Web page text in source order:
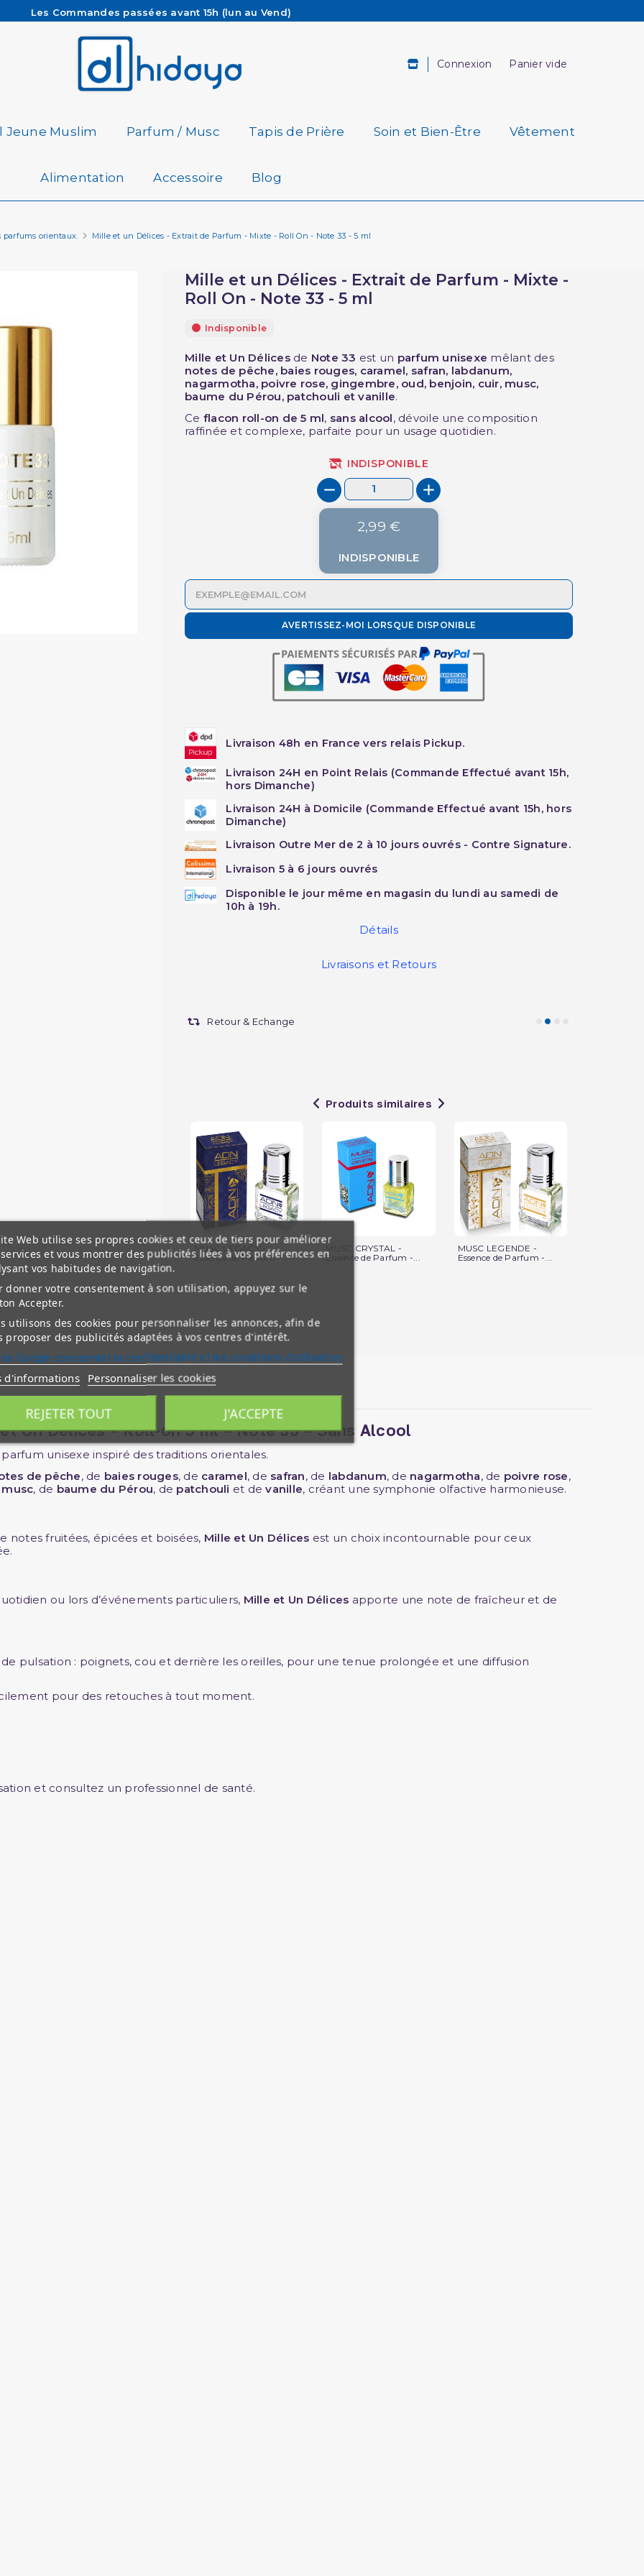
Les Commandes passées avant 15h (lun au Vend)
Besoin d'aide ? Retrouvez notre FAQ
Livraison offerte à partir de 65€ d'achat*
Connexion Panier vide
Jeune Muslim Parfum / Musc Tapis de Prière Soin et Bien-Être Vêtement
Alimentation Accessoire Blog
parfums orientaux. Mille et un Délices - Extrait de Parfum - Mixte - Roll On - Note 33 - 5 ml
Mille et un Délices - Extrait de Parfum - Mixte -
Roll On - Note 33 - 5 ml
Indisponible
Mille et Un Délicesde Note 33 est un parfum unisexe mêlant des
notes de pêche, baies rouges, caramel, safran, labdanum,
nagarmotha, poivre rose, gingembre, oud, benjoin, cuir, musc,
baume du Pérou, patchouli et vanille.
Ce flacon roll-on de 5 ml, sans alcool, dévoile une composition
raffinée et complexe, parfaite pour un usage quotidien.
INDISPONIBLE
2,99 €
INDISPONIBLE
AVERTISSEZ-MOI LORSQUE DISPONIBLE
Livraison 48h en France vers relais Pickup.
Livraison 24H en Point Relais (Commande Effectué avant 15h,
hors Dimanche)
Livraison 24H à Domicile (Commande Effectué avant 15h, hors
Dimanche)
Livraison Outre Mer de 2 à 10 jours ouvrés - Contre Signature.
Livraison 5 à 6 jours ouvrés
Disponible le jour même en magasin du lundi au samedi de
10h à 19h.
Détails
Livraisons et Retours
Retour & Echange
Produits similaires
MUSC LEGACY -
Essence de Parfum -...
MUSC CRYSTAL -
Essence de Parfum -...
MUSC LEGENDE -
Essence de Parfum -...
Un Délices – Roll-on 5 ml – Note 33 – Sans Alcool
unisexe inspiré des traditions orientales.
de pêche, de baies rouges, de caramel, de safran, de labdanum, de nagarmotha, de poivre rose,
musc, de baume du Pérou, de patchouli et devanille, créant une symphonie olfactive harmonieuse.
notes fruitées, épicées et boisées, Mille et Un Délices est un choix incontournable pour ceux
ou lors d’événements particuliers, Mille et Un Délices apporte une note de fraîcheur et de
pulsation : poignets, cou et derrière les oreilles, pour une tenue prolongée et une diffusion
pour des retouches à tout moment.
et consultez un professionnel de santé.
Web utilise ses propres cookies et ceux de tiers pour améliorer
et vous montrer des publicités liées à vos préférences en
vos habitudes de navigation.
donner votre consentement à son utilisation, appuyez sur le
Accepter.
utilisons des cookies pour personnaliser les annonces, afin de
proposer des publicités adaptées à vos centres d'intérêt.
Google concernant la confidentialité et les conditions d'utilisation
d'informations Personnaliser les cookies
REJETER TOUT J'ACCEPTE